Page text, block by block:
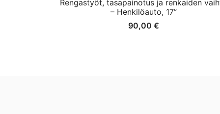
Rengastyöt, tasapainotus ja renkaiden
– Henkilöauto, 17”
90,00 €